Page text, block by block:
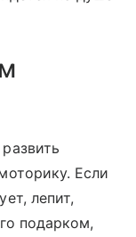
Если
лепит,
подарком,